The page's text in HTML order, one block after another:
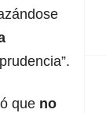
que no